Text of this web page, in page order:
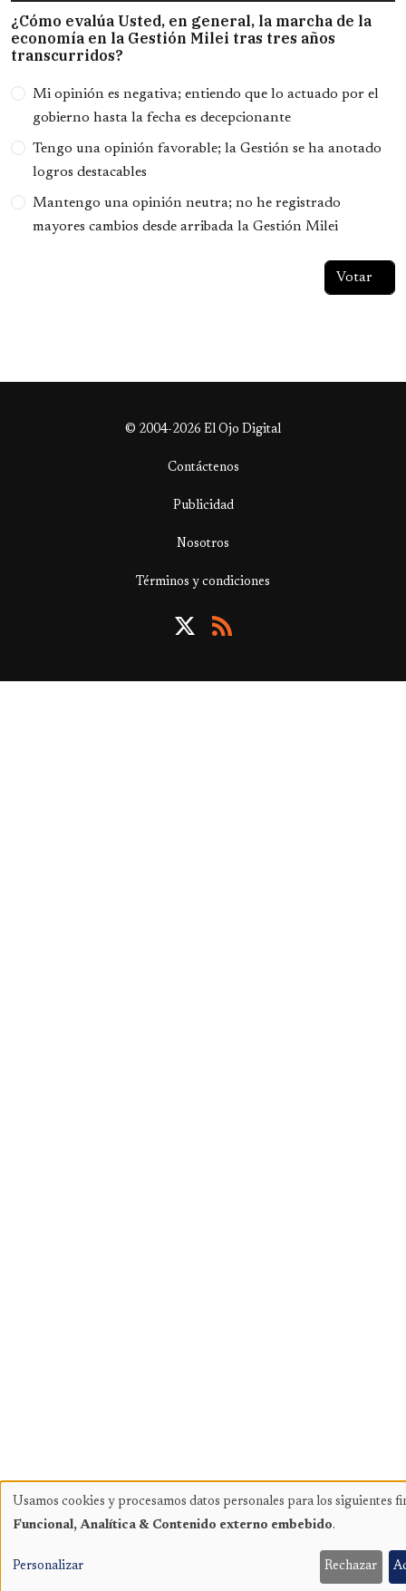
¿Cómo evalúa Usted, en general, la marcha de la
economía en la Gestión Milei tras tres años
transcurridos?
Opciones
Mi opinión es negativa; entiendo que lo actuado por el
gobierno hasta la fecha es decepcionante
Tengo una opinión favorable; la Gestión se ha anotado
logros destacables
Mantengo una opinión neutra; no he registrado
mayores cambios desde arribada la Gestión Milei
© 2004-2026 El Ojo Digital
Contáctenos
Publicidad
Nosotros
Términos y condiciones
Uso
datos
Usamos cookies y procesamos datos personales para los siguientes
Funcional, Analítica & Contenido externo embebido.
Personalizar Rechazar